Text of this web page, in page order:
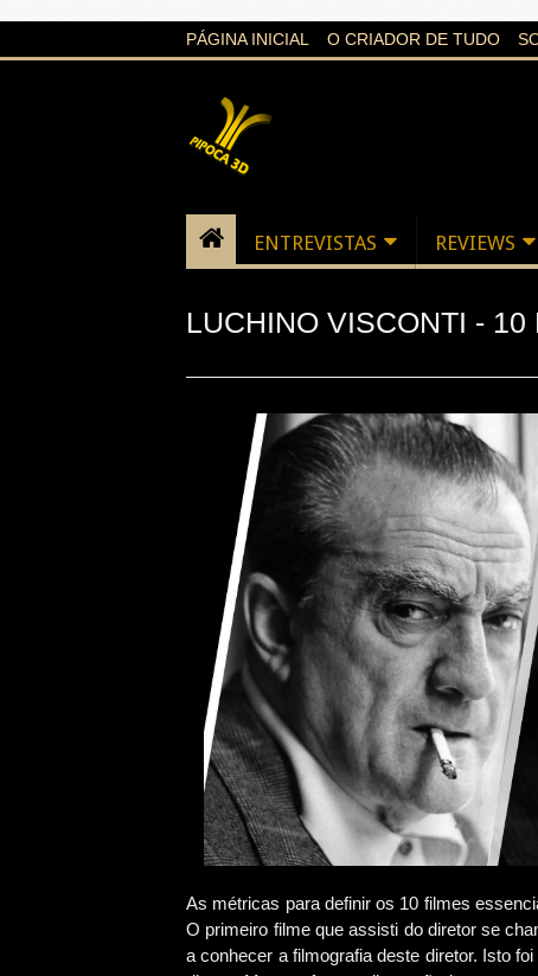
PÁGINA INICIAL O CRIADOR DE TUDO
ENTREVISTAS REVIEWS
LUCHINO VISCONTI -
As métricas para definir os 10 filmes
O primeiro filme que assisti do diretor se
a conhecer a filmografia deste diretor. Isto